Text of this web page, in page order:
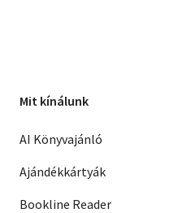
Mit kínálunk
AI Könyvajánló
Ajándékkártyák
Bookline Reader